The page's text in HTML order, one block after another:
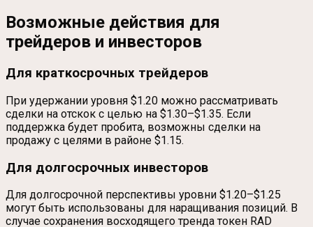
Возможные действия для
трейдеров и инвесторов
Для краткосрочных трейдеров
При удержании уровня $1.20 можно рассматривать
сделки на отскок с целью на $1.30–$1.35. Если
поддержка будет пробита, возможны сделки на
продажу с целями в районе $1.15.
Для долгосрочных инвесторов
Для долгосрочной перспективы уровни $1.20–$1.25
могут быть использованы для наращивания позиций. В
случае сохранения восходящего тренда токен RAD